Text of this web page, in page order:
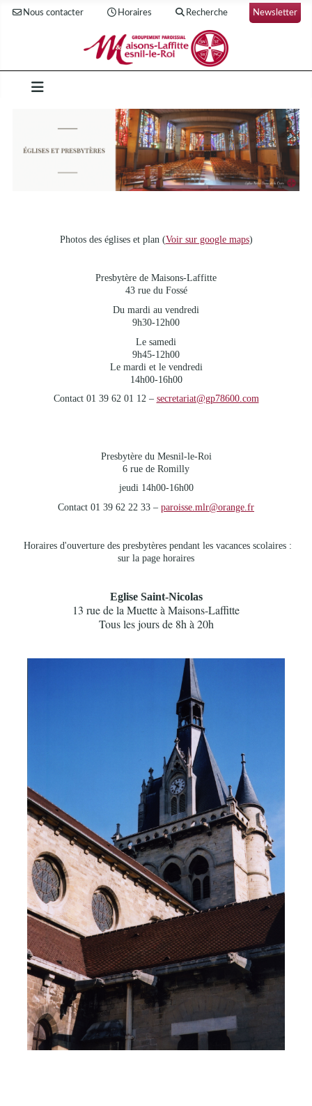
Nous contacter Horaires Recherche Newsletter
Photos des églises et plan (Voir sur google maps)
Presbytère de Maisons-Laffitte
43 rue du Fossé
Du mardi au vendredi
9h30-12h00
Le samedi
9h45-12h00
Le mardi et le vendredi
14h00-16h00
Contact 01 39 62 01 12 – secretariat@gp78600.com
Presbytère du Mesnil-le-Roi
6 rue de Romilly
jeudi 14h00-16h00
Contact 01 39 62 22 33 – paroisse.mlr@orange.fr
Horaires d'ouverture des presbytères pendant les vacances scolaires :
sur la page horaires
Eglise Saint-Nicolas
13 rue de la Muette à Maisons-Laffitte
Tous les jours de 8h à 20h